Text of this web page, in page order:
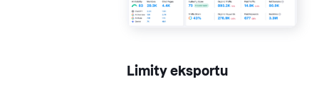
Limity eksportu